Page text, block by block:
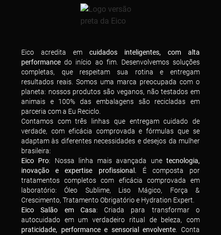
Eico acredita em cuidados inteligentes, com alta
performance do início ao fim. Desenvolvemos soluções
completas, que respeitam sua rotina e entregam
resultados reais. Somos uma marca preocupada com o
planeta: nossos produtos são veganos, não testados em
animais e 100% das embalagens são recicladas em
parceria com a Eu Reciclo.
Contamos com três linhas que entregam cuidado de
verdade, com eficácia comprovada e fórmulas que se
adaptam às diferentes necessidades e desejos da mulher
brasileira:
Eico Pro: Nossa linha mais avançada unetecnologia,
inovação e expertise profissional. É composta por
tratamentos completos com eficácia comprovada em
laboratório: Óleo Sublime, Liso Mágico, Força &
Crescimento, Tratamento Obrigatório e Hydration Expert.
Eico Salão em Casa: Criada para transformar o
autocuidado em um verdadeiro ritual de beleza, com
praticidade, performance e sensorial envolvente . Conta